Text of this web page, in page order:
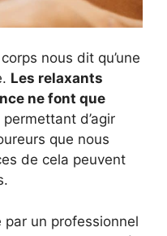
nous dit qu’une
Les relaxants
ne font que
permettant d’agir
que nous
de cela peuvent
un professionnel